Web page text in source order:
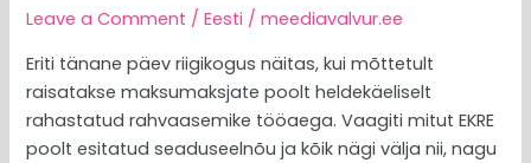
Leave a Comment /Eesti /meediavalvur.ee
Eriti tänane päev riigikogus näitas, kui mõttetult
raisatakse maksumaksjate poolt heldekäeliselt
rahastatud rahvaasemike tööaega. Vaagiti mitut EKRE
poolt esitatud seaduseelnõu ja kõik nägi välja nii, nagu